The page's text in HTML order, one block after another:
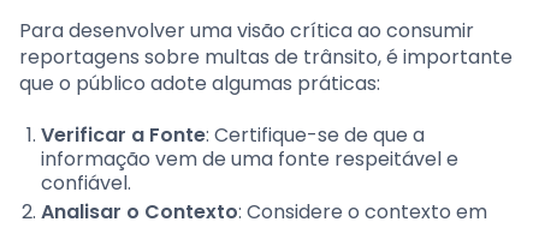
Para desenvolver uma visão crítica ao consumir
reportagens sobre multas de trânsito, é importante
que o público adote algumas práticas:
Verificar a Fonte: Certifique-se de que a
informação vem de uma fonte respeitável e
confiável.
Analisar o Contexto: Considere o contexto em